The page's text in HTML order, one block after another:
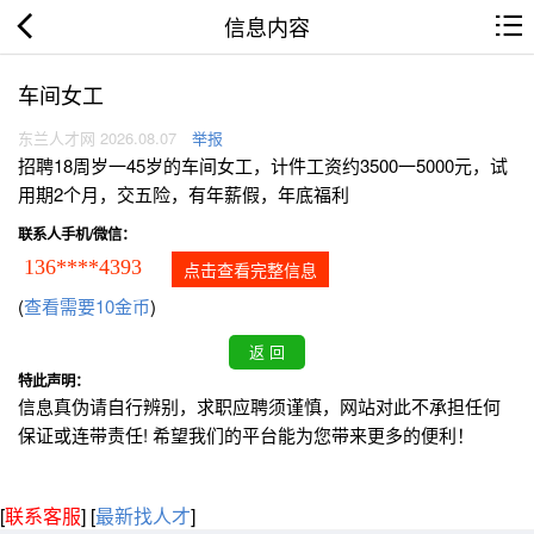
信息内容
车间女工
东兰人才网 2026.08.07 举报
招聘18周岁一45岁的车间女工，计件工资约3500一5000元，试
用期2个月，交五险，有年薪假，年底福利
联系人手机/微信：
136****4393 点击查看完整信息
(查看需要10金币)
特此声明：
信息真伪请自行辨别，求职应聘须谨慎，网站对此不承担任何
保证或连带责任! 希望我们的平台能为您带来更多的便利！
[联系客服] [最新找人才]